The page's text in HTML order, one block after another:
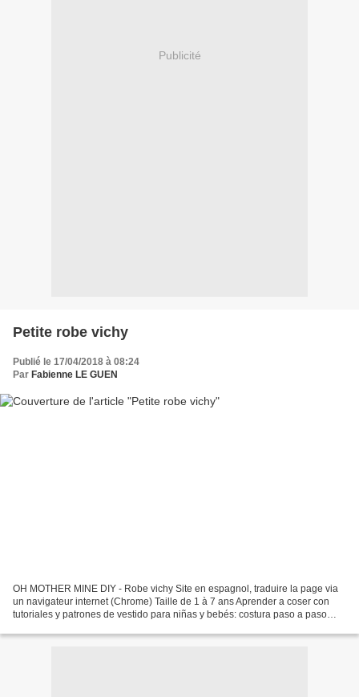
Publicité
Petite robe vichy
Publié le 17/04/2018 à 08:24
Par Fabienne LE GUEN
OH MOTHER MINE DIY - Robe vichy Site en espagnol, traduire la page via
un navigateur internet (Chrome) Taille de 1 à 7 ans Aprender a coser con
tutoriales y patrones de vestido para niñas y bebés: costura paso a paso